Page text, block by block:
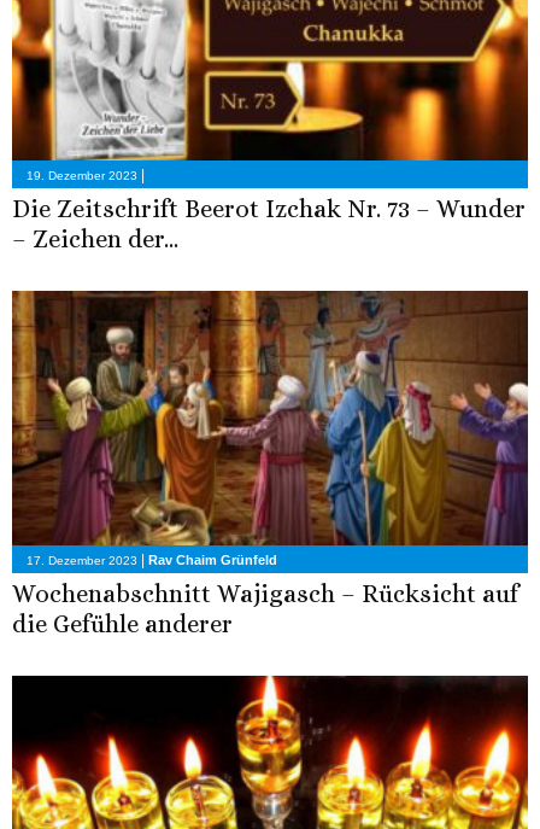
19. Dezember 2023 |
Die Zeitschrift Beerot Izchak Nr. 73 – Wunder
– Zeichen der...
17. Dezember 2023 Rav Chaim Grünfeld
Wochenabschnitt Wajigasch – Rücksicht auf
die Gefühle anderer